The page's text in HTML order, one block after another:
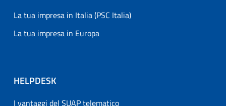
La tua impresa in Italia (PSC Italia)
La tua impresa in Europa
HELPDESK
I vantaggi del SUAP telematico